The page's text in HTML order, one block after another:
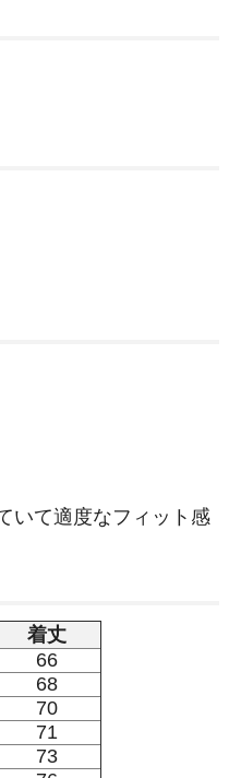
いて適度なフィット感
着丈
66
68
70
71
73